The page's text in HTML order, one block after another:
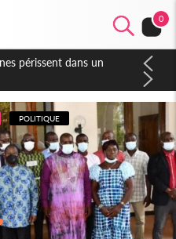
0
de la fête nationale
les produits
POLITIQUE